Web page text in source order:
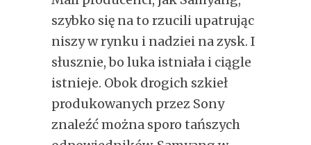
szybko się na to rzucili upatrując
niszy w rynku i nadziei na zysk. I
słusznie, bo luka istniała i ciągle
istnieje. Obok drogich szkieł
produkowanych przez Sony
znaleźć można sporo tańszych